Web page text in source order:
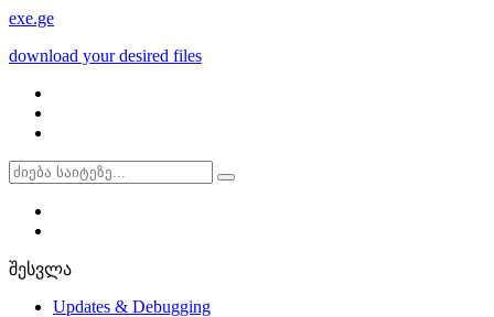
exe.ge
download your desired files
შესვლა
Updates & Debugging